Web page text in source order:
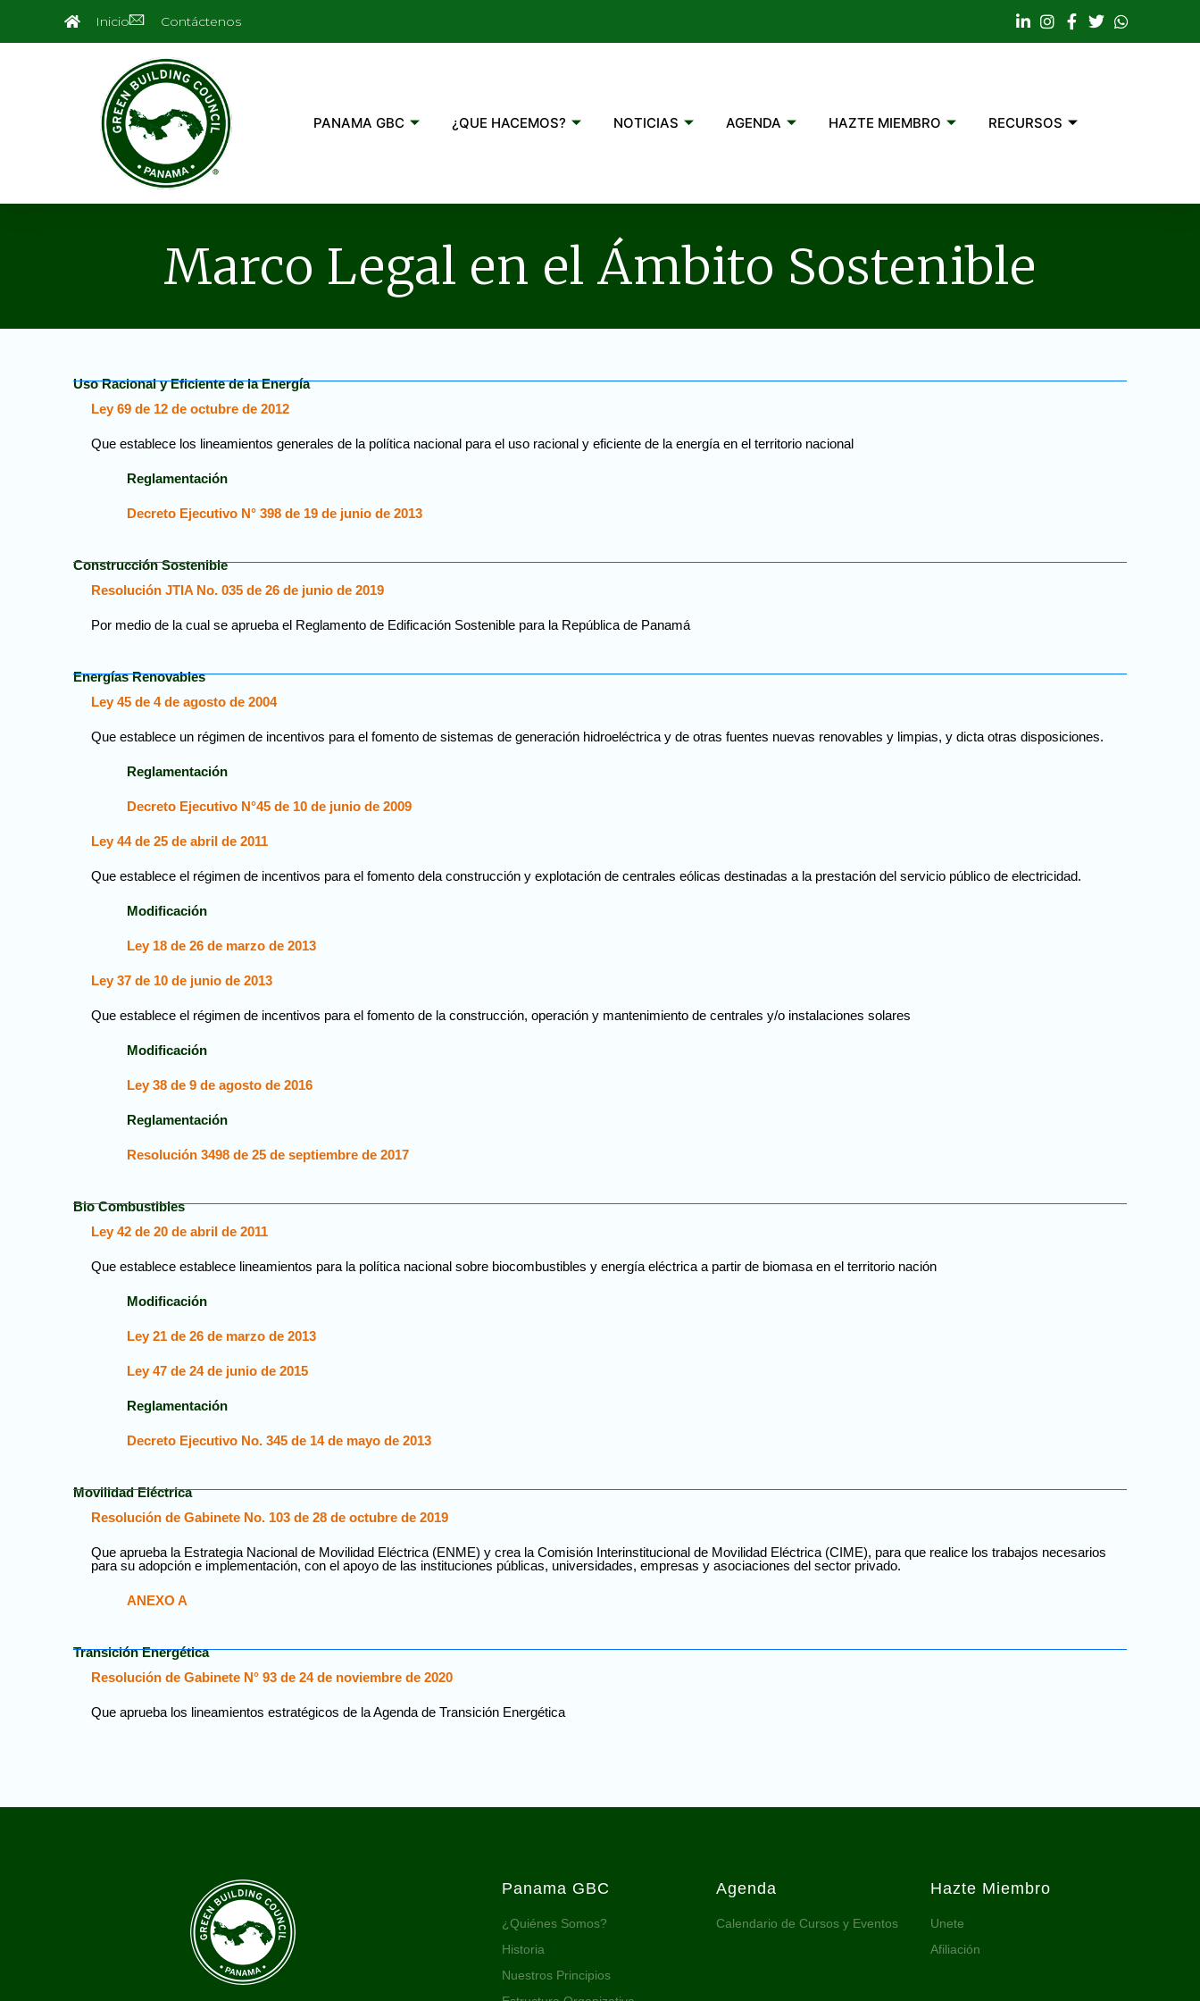
Inicio Contáctenos
PANAMA GBC ¿QUE HACEMOS? NOTICIAS AGENDA HAZTE MIEMBRO RECURSOS
Marco Legal en el Ámbito Sostenible
Uso Racional y Eficiente de la Energía
Ley 69 de 12 de octubre de 2012
Que establece los lineamientos generales de la política nacional para el uso racional y eficiente de la energía en el territorio nacional
Reglamentación
Decreto Ejecutivo N° 398 de 19 de junio de 2013
Construcción Sostenible
Resolución JTIA No. 035 de 26 de junio de 2019
Por medio de la cual se aprueba el Reglamento de Edificación Sostenible para la República de Panamá
Energías Renovables
Ley 45 de 4 de agosto de 2004
Que establece un régimen de incentivos para el fomento de sistemas de generación hidroeléctrica y de otras fuentes nuevas renovables y limpias, y dicta otras disposiciones.
Reglamentación
Decreto Ejecutivo N°45 de 10 de junio de 2009
Ley 44 de 25 de abril de 2011
Que establece el régimen de incentivos para el fomento dela construcción y explotación de centrales eólicas destinadas a la prestación del servicio público de electricidad.
Modificación
Ley 18 de 26 de marzo de 2013
Ley 37 de 10 de junio de 2013
Que establece el régimen de incentivos para el fomento de la construcción, operación y mantenimiento de centrales y/o instalaciones solares
Modificación
Ley 38 de 9 de agosto de 2016
Reglamentación
Resolución 3498 de 25 de septiembre de 2017
Bio Combustibles
Ley 42 de 20 de abril de 2011
Que establece establece lineamientos para la política nacional sobre biocombustibles y energía eléctrica a partir de biomasa en el territorio nación
Modificación
Ley 21 de 26 de marzo de 2013
Ley 47 de 24 de junio de 2015
Reglamentación
Decreto Ejecutivo No. 345 de 14 de mayo de 2013
Movilidad Eléctrica
Resolución de Gabinete No. 103 de 28 de octubre de 2019
Que aprueba la Estrategia Nacional de Movilidad Eléctrica (ENME) y crea la Comisión Interinstitucional de Movilidad Eléctrica (CIME), para que realice los trabajos necesarios
para su adopción e implementación, con el apoyo de las instituciones públicas, universidades, empresas y asociaciones del sector privado.
ANEXO A
Transición Energética
Resolución de Gabinete N° 93 de 24 de noviembre de 2020
Que aprueba los lineamientos estratégicos de la Agenda de Transición Energética
Panama GBC
¿Quiénes Somos?
Historia
Nuestros Principios
Agenda
Calendario de Cursos y Eventos
Hazte Miembro
Unete
Afiliación